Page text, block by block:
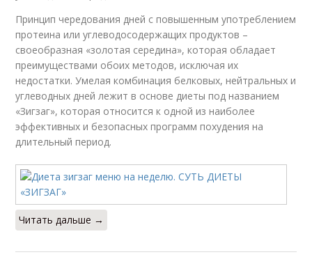
Принцип чередования дней с повышенным употреблением
протеина или углеводосодержащих продуктов –
своеобразная «золотая середина», которая обладает
преимуществами обоих методов, исключая их
недостатки. Умелая комбинация белковых, нейтральных и
углеводных дней лежит в основе диеты под названием
«Зигзаг», которая относится к одной из наиболее
эффективных и безопасных программ похудения на
длительный период.
Читать дальше →